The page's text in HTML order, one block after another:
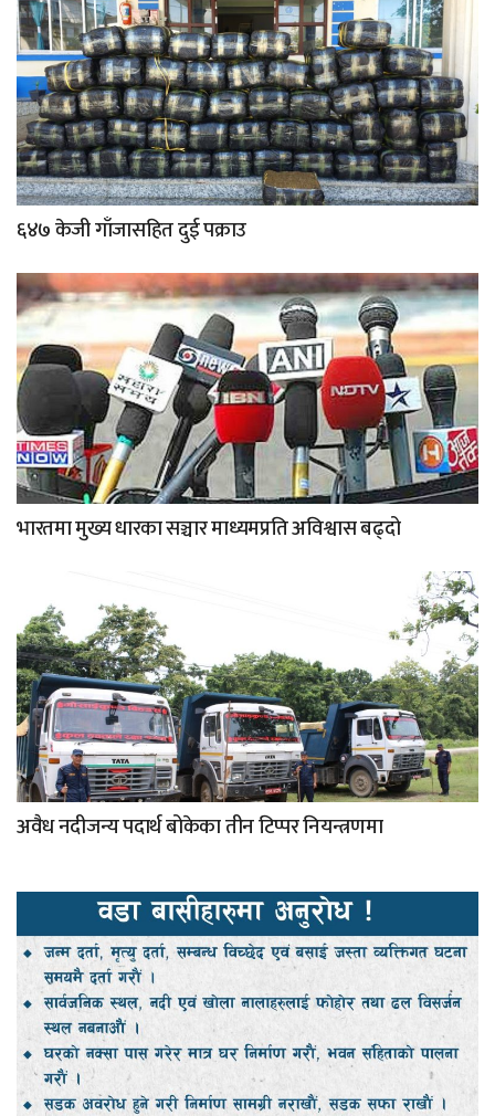
६४७ केजी गाँजासहित दुई पक्राउ
भारतमा मुख्य धारका सञ्चार माध्यमप्रति अविश्वास बढ्दो
अवैध नदीजन्य पदार्थ बोकेका तीन टिप्पर नियन्त्रणमा